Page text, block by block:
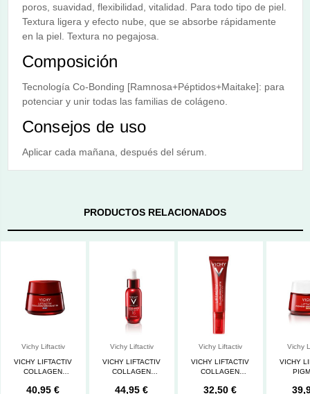
poros, suavidad, flexibilidad, vitalidad. Para todo tipo de piel.
Textura ligera y efecto nube, que se absorbe rápidamente
en la piel. Textura no pegajosa.
Composición
Tecnología Co-Bonding [Ramnosa+Péptidos+Maitake]: para
potenciar y unir todas las familias de colágeno.
Consejos de uso
Aplicar cada mañana, después del sérum.
PRODUCTOS RELACIONADOS
Vichy Liftactiv
VICHY LIFTACTIV
COLLAGEN
NOCHE 50 ML
40,95 €
Vichy Liftactiv
VICHY LIFTACTIV
COLLAGEN
30ML
44,95 €
Vichy Liftactiv
VICHY LIFTACTIV
COLLAGEN
CONT.OJOS 15ML
32,50 €
Vichy
VICHY